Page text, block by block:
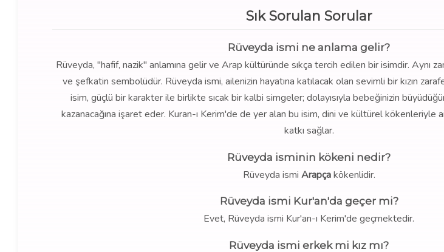
Sık Sorulan Sorular
Rüveyda ismi ne anlama gelir?
Rüveyda, "hafif, nazik" anlamına gelir ve Arap kültüründe sıkça tercih edilen bir isimdir. Aynı
ve şefkatin sembolüdür. Rüveyda ismi, ailenizin hayatına katılacak olan sevimli bir kızın
isim, güçlü bir karakter ile birlikte sıcak bir kalbi simgeler; dolayısıyla bebeğinizin
kazanacağına işaret eder. Kuran-ı Kerim'de de yer alan bu isim, dini ve kültürel kökenleriyle
katkı sağlar.
Rüveyda isminin kökeni nedir?
Rüveyda ismi Arapçakökenlidir.
Rüveyda ismi Kur'an'da geçer mi?
Evet, Rüveyda ismi Kur'an-ı Kerim'de geçmektedir.
Rüveyda ismi erkek mi kız mı?